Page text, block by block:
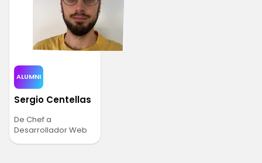
ALUMNI
Sergio Centellas
De Chef a
Desarrollador Web